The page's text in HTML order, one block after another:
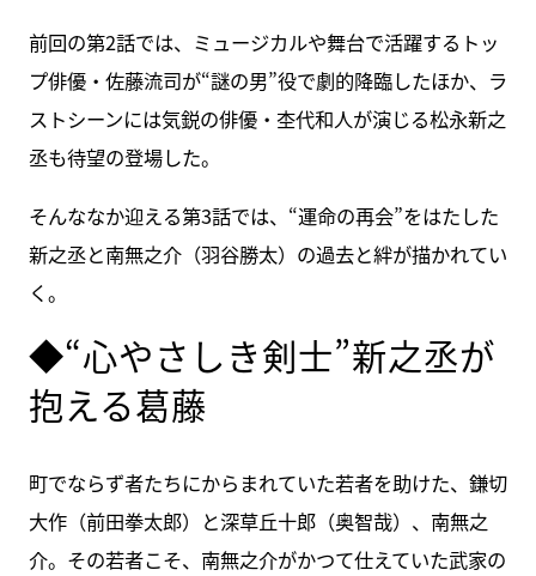
前回の第2話では、ミュージカルや舞台で活躍するトッ
プ俳優・佐藤流司が“謎の男”役で劇的降臨したほか、ラ
ストシーンには気鋭の俳優・杢代和人が演じる松永新之
丞も待望の登場した。
そんななか迎える第3話では、“運命の再会”をはたした
新之丞と南無之介（羽谷勝太）の過去と絆が描かれてい
く。
◆“心やさしき剣士”新之丞が
抱える葛藤
町でならず者たちにからまれていた若者を助けた、鎌切
大作（前田拳太郎）と深草丘十郎（奥智哉）、南無之
介。その若者こそ、南無之介がかつて仕えていた武家の